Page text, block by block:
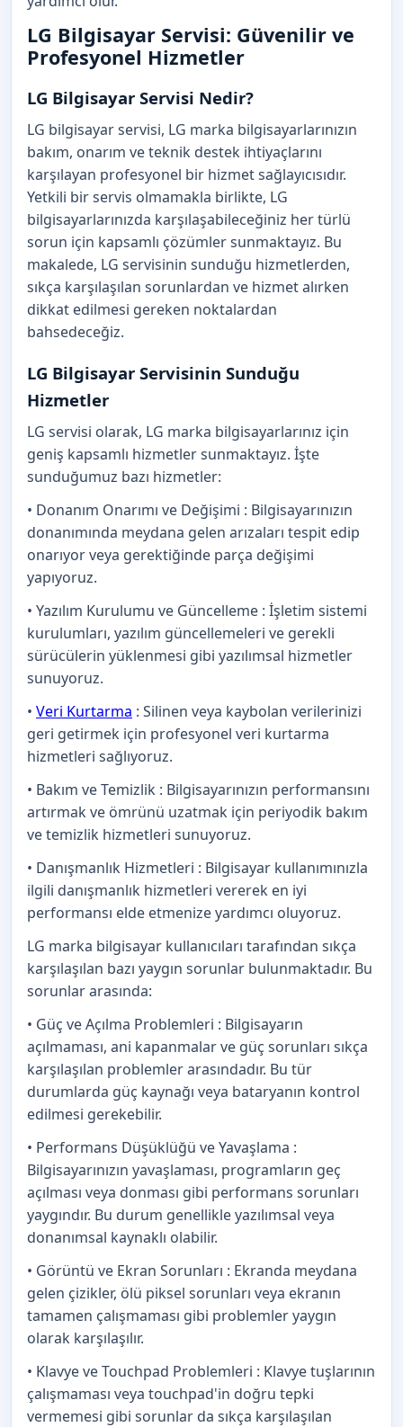
LG Bilgisayar Servisi: Güvenilir ve
Profesyonel Hizmetler
LG Bilgisayar Servisi Nedir?
LG bilgisayar servisi, LG marka bilgisayarlarınızın
bakım, onarım ve teknik destek ihtiyaçlarını
karşılayan profesyonel bir hizmet sağlayıcısıdır.
Yetkili bir servis olmamakla birlikte, LG
bilgisayarlarınızda karşılaşabileceğiniz her türlü
sorun için kapsamlı çözümler sunmaktayız. Bu
makalede, LG servisinin sunduğu hizmetlerden,
sıkça karşılaşılan sorunlardan ve hizmet alırken
dikkat edilmesi gereken noktalardan
bahsedeceğiz.
LG Bilgisayar Servisinin Sunduğu
Hizmetler
LG servisi olarak, LG marka bilgisayarlarınız için
geniş kapsamlı hizmetler sunmaktayız. İşte
sunduğumuz bazı hizmetler:
• Donanım Onarımı ve Değişimi : Bilgisayarınızın
donanımında meydana gelen arızaları tespit edip
onarıyor veya gerektiğinde parça değişimi
yapıyoruz.
• Yazılım Kurulumu ve Güncelleme : İşletim sistemi
kurulumları, yazılım güncellemeleri ve gerekli
sürücülerin yüklenmesi gibi yazılımsal hizmetler
sunuyoruz.
• Veri Kurtarma : Silinen veya kaybolan verilerinizi
geri getirmek için profesyonel veri kurtarma
hizmetleri sağlıyoruz.
• Bakım ve Temizlik : Bilgisayarınızın performansını
artırmak ve ömrünü uzatmak için periyodik bakım
ve temizlik hizmetleri sunuyoruz.
• Danışmanlık Hizmetleri : Bilgisayar kullanımınızla
ilgili danışmanlık hizmetleri vererek en iyi
performansı elde etmenize yardımcı oluyoruz.
LG marka bilgisayar kullanıcıları tarafından sıkça
karşılaşılan bazı yaygın sorunlar bulunmaktadır. Bu
sorunlar arasında:
• Güç ve Açılma Problemleri : Bilgisayarın
açılmaması, ani kapanmalar ve güç sorunları sıkça
karşılaşılan problemler arasındadır. Bu tür
durumlarda güç kaynağı veya bataryanın kontrol
edilmesi gerekebilir.
• Performans Düşüklüğü ve Yavaşlama :
Bilgisayarınızın yavaşlaması, programların geç
açılması veya donması gibi performans sorunları
yaygındır. Bu durum genellikle yazılımsal veya
donanımsal kaynaklı olabilir.
• Görüntü ve Ekran Sorunları : Ekranda meydana
gelen çizikler, ölü piksel sorunları veya ekranın
tamamen çalışmaması gibi problemler yaygın
olarak karşılaşılır.
• Klavye ve Touchpad Problemleri : Klavye tuşlarının
çalışmaması veya touchpad'in doğru tepki
vermemesi gibi sorunlar da sıkça karşılaşılan